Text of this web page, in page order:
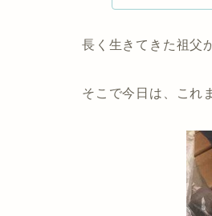
長く生きてきた祖父
そこで今日は、これ